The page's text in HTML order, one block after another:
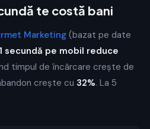
te costă bani
Marketing (bazat pe date
secundă pe mobil reduce
timpul de încărcare crește de
crește cu 32%. La 5